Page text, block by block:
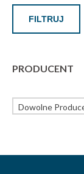
FILTRUJ
PRODUCENT
Dowolne